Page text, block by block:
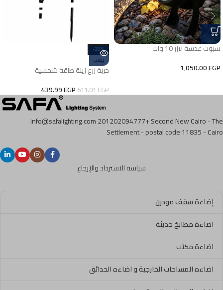
سبوت عدسة ليزر 10 وات
1,050.00EGP
-28%
بيعت
حربة زرع زينة طاقة شمسية
611.01EGP
439.99EGP
info@safalighting.com201202094777+Second New Cairo - The
Settlement - postal code 11835 - Cairo
سياسة الاسترداد والإرجاع
إضاءة سقف مودرن
اضاءة مطابخ حديثة
اضاءة مكتب
اضاءه المساحات الخارجية و اضاءه الحدائق